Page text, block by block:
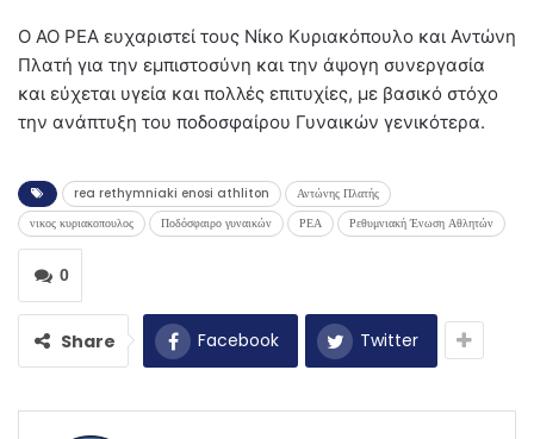
Ο ΑΟ ΡΕΑ ευχαριστεί τους Νίκο Κυριακόπουλο και Αντώνη
Πλατή για την εμπιστοσύνη και την άψογη συνεργασία
και εύχεται υγεία και πολλές επιτυχίες, με βασικό στόχο
την ανάπτυξη του ποδοσφαίρου Γυναικών γενικότερα.
rea rethymniaki enosi athliton
Αντώνης Πλατής
νικος κυριακοπουλος
Ποδόσφαιρο γυναικών ΡΕΑ Ρεθυμνιακή Ένωση Αθλητών
0
Share Facebook Twitter